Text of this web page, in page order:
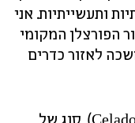
ותעשייתיות. אני
הפורצלן המקומי
לאזור כדרים